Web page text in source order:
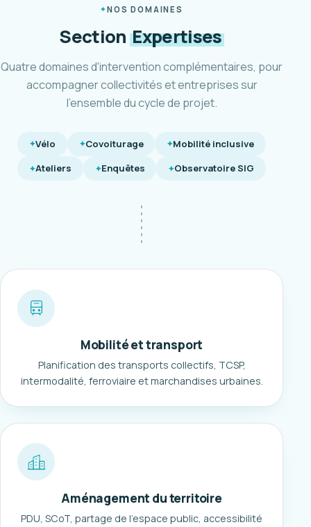
NOS DOMAINES
SectionExpertises
Quatre domaines d'intervention complémentaires, pour
accompagner collectivités et entreprises sur
l'ensemble du cycle de projet.
Vélo Covoiturage
Mobilité inclusive
Ateliers
Enquêtes Observatoire SIG
Mobilité et transport
Planification des transports collectifs, TCSP,
intermodalité, ferroviaire et marchandises urbaines.
Aménagement du territoire
PDU, SCoT, partage de l'espace public, accessibilité